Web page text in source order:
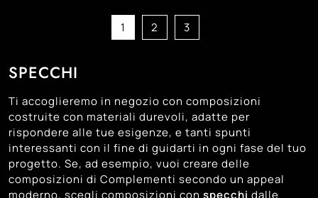
In Metallo
In Plastica
In Tessuto
In Vetro 21
Senza Cornice
Padova
Treviso
Venezia
Vicenza 92
1 2 3
SPECCHI
Ti accoglieremo in negozio con composizioni
costruite con materiali durevoli, adatte per
rispondere alle tue esigenze, e tanti spunti
interessanti con il fine di guidarti in ogni fase del tuo
progetto. Se, ad esempio, vuoi creare delle
composizioni di Complementi secondo un appeal
moderno, scegli composizioni con specchi dalle